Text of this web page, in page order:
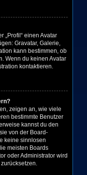
„Profil“ einen Avatar
Gravatar, Galerie,
kann bestimmen, ob
Wenn du keinen Avatar
kontaktieren.
zeigen an, wie viele
bestimmte Benutzer
kannst du den
von der Board-
keine sinnlosen
meisten Boards
oder Administrator wird